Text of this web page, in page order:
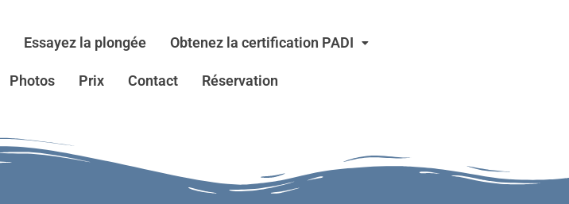
Essayez la plongée Obtenez la certification PADI
Photos Prix Contact Réservation